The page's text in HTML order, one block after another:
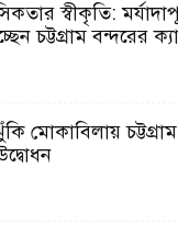
স্বীকৃতি:
চট্টগ্রাম বন্দরের
মোকাবিলায়